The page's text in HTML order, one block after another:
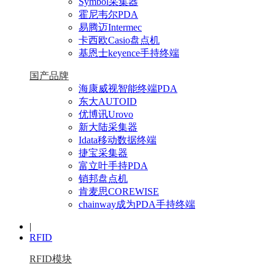
霍尼韦尔PDA
易腾迈Intermec
卡西欧Casio盘点机
基恩士keyence手持终端
国产品牌
海康威视智能终端PDA
东大AUTOID
优博讯Urovo
新大陆采集器
Idata移动数据终端
捷宝采集器
富立叶手持PDA
销邦盘点机
肯麦思COREWISE
chainway成为PDA手持终端
|
RFID
RFID模块